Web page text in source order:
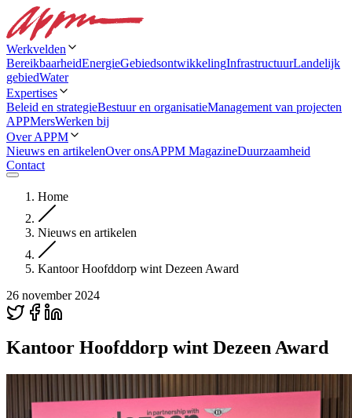
Werkvelden
BereikbaarheidEnergieGebiedsontwikkelingInfrastructuurLandelijk
gebiedWater
Expertises
Beleid en strategieBestuur en organisatieManagement van projecten
APPMersWerken bij
Over APPM
Nieuws en artikelenOver onsAPPM MagazineDuurzaamheid
Contact
Home
Nieuws en artikelen
Kantoor Hoofddorp wint Dezeen Award
26 november 2024
Kantoor Hoofddorp wint Dezeen Award